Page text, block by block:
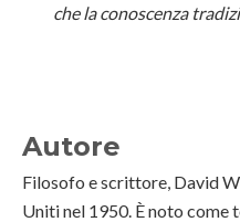
che la conoscenza
Autore
Filosofo e scrittore, David
Uniti nel 1950. È noto come